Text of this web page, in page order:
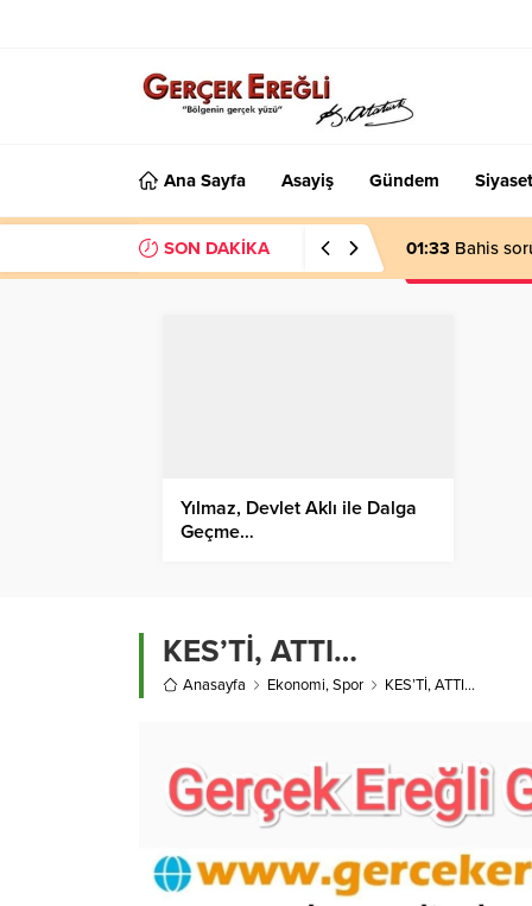
Ana Sayfa Asayiş Gündem Siyaset
SON DAKİKA 01:33 Bahis
Yılmaz, Devlet Aklı ile Dalga
Geçme…
KES’Tİ, ATTI…
Anasayfa Ekonomi,Spor KES’Tİ, ATTI…